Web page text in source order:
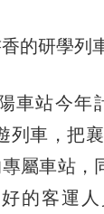
的研學列
站今年
列車，把
屬車站，
的客運